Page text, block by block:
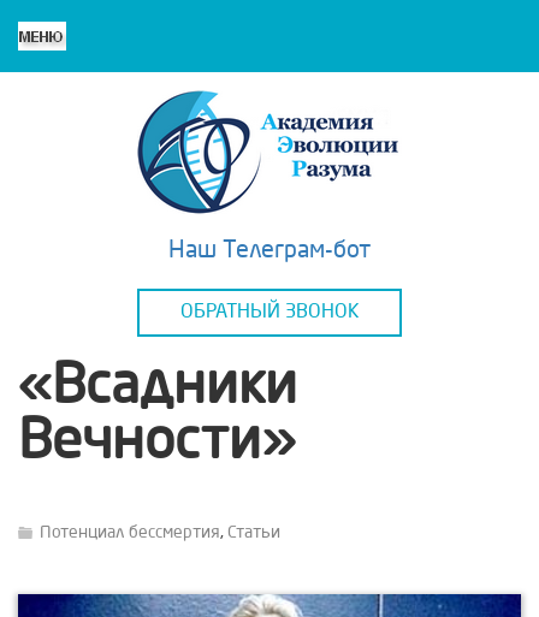
Наш Телеграм-бот
ОБРАТНЫЙ ЗВОНОК
«Всадники
Вечности»
Потенциал бессмертия, Статьи